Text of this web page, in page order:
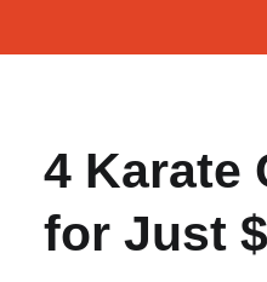
4 Karate
for Just